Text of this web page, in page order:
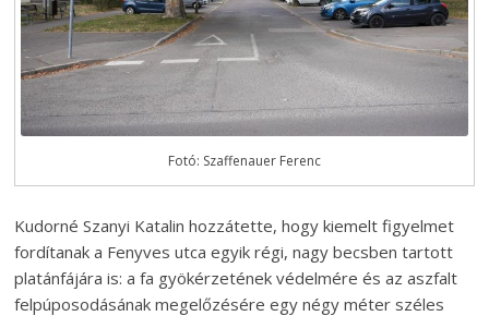
Fotó: Szaffenauer Ferenc
Kudorné Szanyi Katalin hozzátette, hogy kiemelt figyelmet
fordítanak a Fenyves utca egyik régi, nagy becsben tartott
platánfájára is: a fa gyökérzetének védelmére és az aszfalt
felpúposodásának megelőzésére egy négy méter széles